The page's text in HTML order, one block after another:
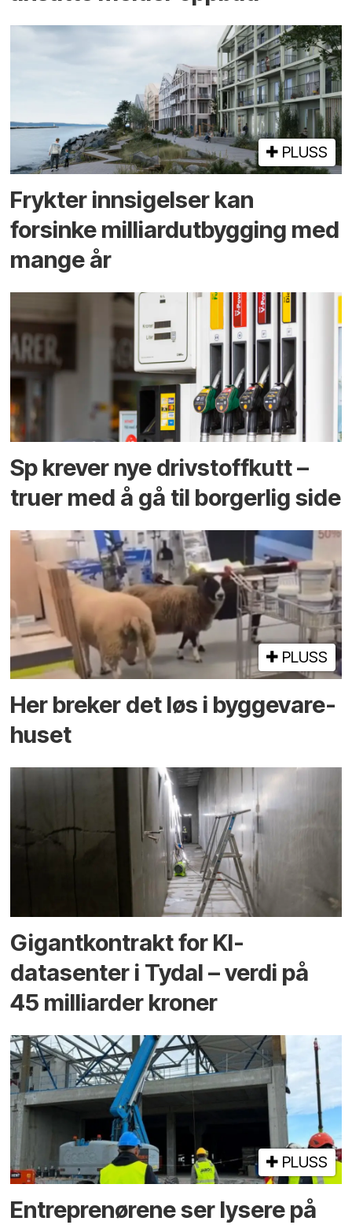
PLUSS
Frykter innsigelser kan
forsinke milliard­utbygging med
mange år
Sp krever nye drivstoffkutt –
truer med å gå til borgerlig side
PLUSS
Her breker det løs i bygge­vare­
huset
Gigantkontrakt for KI-
datasenter i Tydal – verdi på
45 milliarder kroner
PLUSS
Entreprenørene ser lysere på